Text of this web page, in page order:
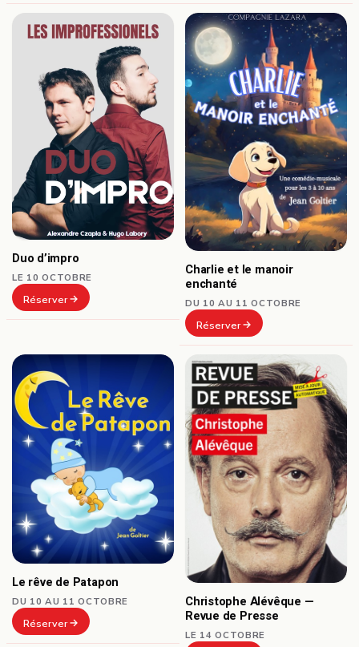
Duo d’impro
LE 10 OCTOBRE
Réserver
Charlie et le manoir
enchanté
DU 10 AU 11 OCTOBRE
Réserver
Le rêve de Patapon
DU 10 AU 11 OCTOBRE
Réserver
Christophe Alévêque —
Revue de Presse
LE 14 OCTOBRE